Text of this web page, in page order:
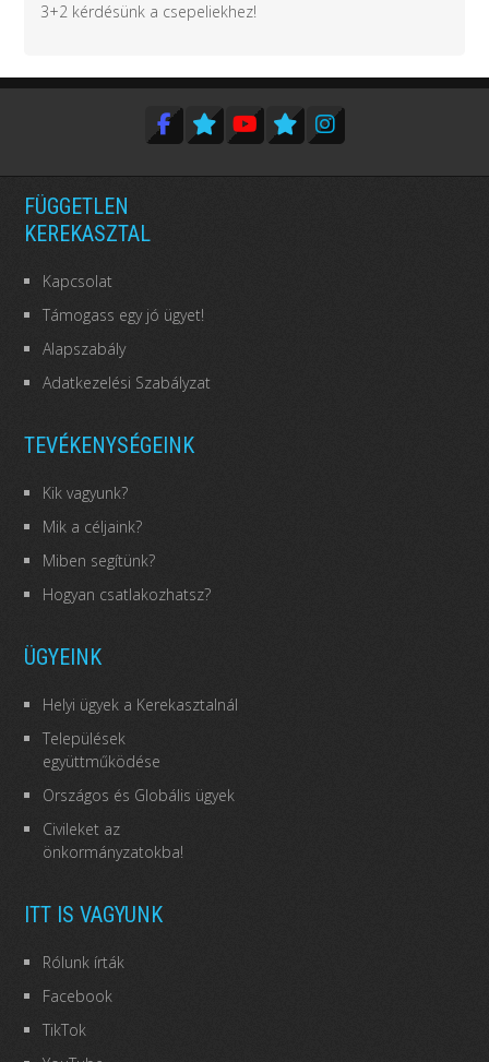
3+2 kérdésünk a csepeliekhez!
FÜGGETLEN
KEREKASZTAL
Kapcsolat
Támogass egy jó ügyet!
Alapszabály
Adatkezelési Szabályzat
TEVÉKENYSÉGEINK
Kik vagyunk?
Mik a céljaink?
Miben segítünk?
Hogyan csatlakozhatsz?
ÜGYEINK
Helyi ügyek a Kerekasztalnál
Települések
együttműködése
Országos és Globális ügyek
Civileket az
önkormányzatokba!
ITT IS VAGYUNK
Rólunk írták
Facebook
TikTok